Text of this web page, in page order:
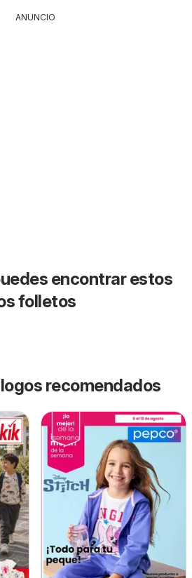
ANUNCIO
encontrar estos
folletos
recomendados